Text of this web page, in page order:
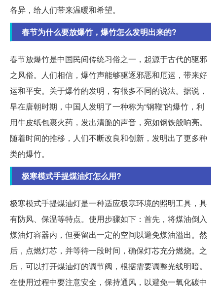
各异，给人们带来温暖和希望。
春节为什么要放爆竹，爆竹怎么发明出来的?
春节放爆竹是中国民间传统习俗之一，起源于古代的驱邪
之风俗。人们相信，爆竹声能够驱逐邪恶和厄运，带来好
运和平安。关于爆竹的发明，有很多不同的说法。据说，
早在唐朝时期，中国人发明了一种称为“钢鞭”的爆竹，利
用牛皮纸包裹火药，发出清脆的声音，宛如钢铁般响亮。
随着时间的推移，人们不断改良和创新，发明出了更多种
类的爆竹。
极寒模式手提煤油灯怎么用?
极寒模式手提煤油灯是一种适应极寒环境的照明工具，具
有防风、保温等特点。使用步骤如下：首先，将煤油倒入
煤油灯容器内，但要留出一定的空间以避免煤油溢出。然
后，点燃灯芯，并等待一段时间，确保灯芯充分燃烧。之
后，可以打开煤油灯的调节阀，根据需要调整光线明暗。
在使用过程中要注意安全，保持通风，以避免一氧化碳中